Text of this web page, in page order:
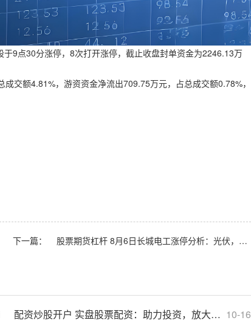
9点30分涨停，8次打开涨停，截止收盘封单资金为2246.13万
交额4.81%，游资资金净流出709.75万元，占总成交额0.78%，
下一篇： 股票期货杠杆 8月6日长城电工涨停分析：光伏，苹果期货，充电桩概念热股
10-16
配资炒股开户 实盘股票配资：助力投资，放大收益